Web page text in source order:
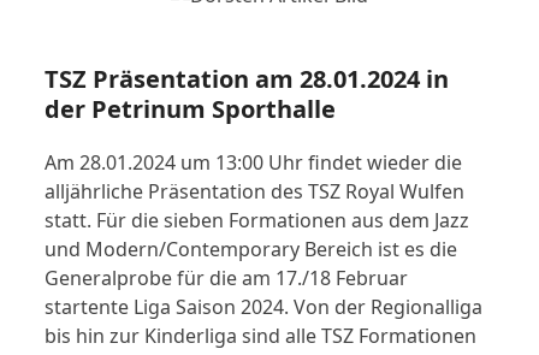
TSZ Präsentation am 28.01.2024 in
der Petrinum Sporthalle
Am 28.01.2024 um 13:00 Uhr findet wieder die
alljährliche Präsentation des TSZ Royal Wulfen
statt. Für die sieben Formationen aus dem Jazz
und Modern/Contemporary Bereich ist es die
Generalprobe für die am 17./18 Februar
startente Liga Saison 2024. Von der Regionalliga
bis hin zur Kinderliga sind alle TSZ Formationen